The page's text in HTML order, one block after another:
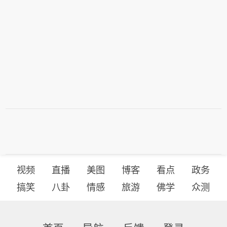
视频 直播 美图 博客 看点
政务
搞笑
八卦 情感 旅游 佛学 众测